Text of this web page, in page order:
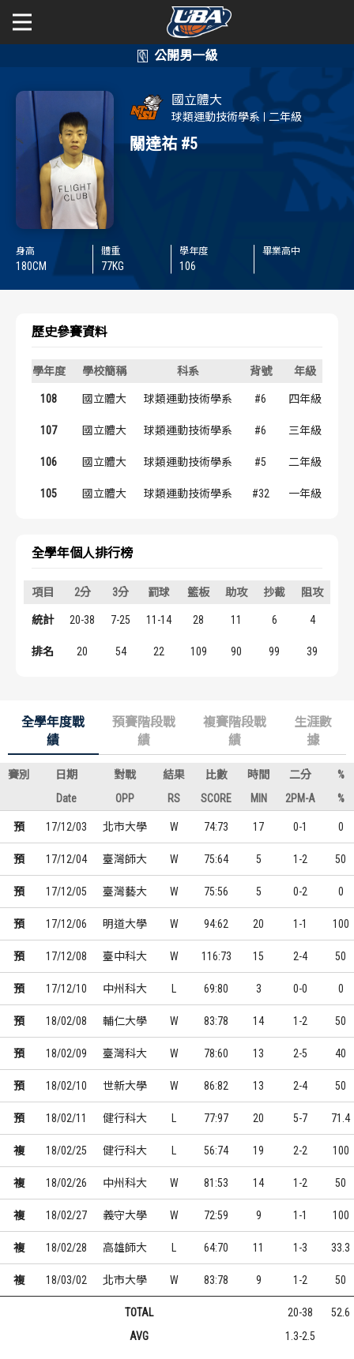
公開男一級 賽事資訊
賽程表
歷屆冠軍
歷史數據排行
公開女一級
賽事資訊
賽程表
歷屆冠軍
歷史數據排行
二級與一般組
國立體大
球類運動技術學系 二年級
關達祐 #5
身高
180CM
體重
77KG
學年度
106
畢業高中
歷史參賽資料
學年度 學校簡稱 科系 背號 年級
108 國立體大 球類運動技術學系 #6 四年級
107 國立體大 球類運動技術學系 #6 三年級
106 國立體大 球類運動技術學系 #5 二年級
105 國立體大 球類運動技術學系 #32 一年級
全學年個人排行榜
項目 2分 3分 罰球 籃板 助攻 抄截 阻攻
統計 20-38 7-25 11-14 28 11 6 4
排名 20 54 22 109 90 99 39
全學年度戰
績
預賽階段戰
績
複賽階段戰
績
生涯數
據
賽別 日期 對戰 結果 比數 時間 二分
%
Date
OPP RS SCORE MIN 2PM-A %
預 17/12/03 北市大學 W 74:73 17 0-1 0
預 17/12/04 臺灣師大 W 75:64 5 1-2 50
預 17/12/05 臺灣藝大 W 75:56 5 0-2 0
預 17/12/06 明道大學 W 94:62 20 1-1 100
預 17/12/08 臺中科大 W 116:73 15 2-4 50
預 17/12/10 中州科大 69:80 3 0-0 0
預 18/02/08 輔仁大學 W 83:78 14 1-2 50
預 18/02/09 臺灣科大 W 78:60 13 2-5 40
預 18/02/10 世新大學 W 86:82 13 2-4 50
預 18/02/11 健行科大 77:97 20 5-7 71.4
複 18/02/25 健行科大 56:74 19 2-2 100
複 18/02/26 中州科大 W 81:53 14 1-2 50
複 18/02/27 義守大學 W 72:59 9 1-1 100
複 18/02/28 高雄師大 64:70 11 1-3 33.3
複 18/03/02 北市大學 W 83:78 9 1-2 50
TOTAL 20-38
52.6
AVG
1.3-2.5